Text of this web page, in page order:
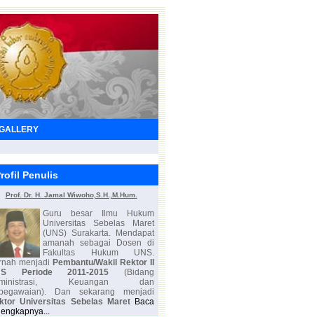
Penulis
Prof. Dr. H. Jamal Wiwoho,S.H.,M.Hum.
Guru besar Ilmu Hukum
Universitas Sebelas Maret
(UNS) Surakarta. Mendapat
amanah sebagai Dosen di
Fakultas Hukum UNS.
menjadi Pembantu/Wakil Rektor II
Periode 2011-2015 (Bidang
Administrasi, Keuangan dan
Dan sekarang menjadi
Universitas Sebelas Maret Baca